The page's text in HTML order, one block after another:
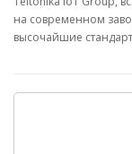
на современном
высочайшие